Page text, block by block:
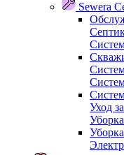
Sewera
Уход